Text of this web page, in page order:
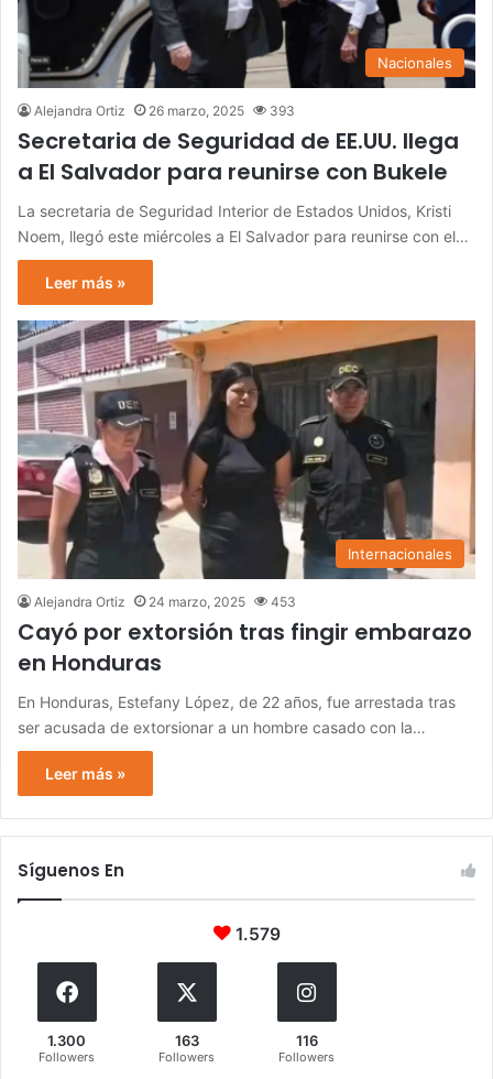
Nacionales
Alejandra Ortiz 26 marzo, 2025 393
Secretaria de Seguridad de EE.UU. llega
a El Salvador para reunirse con Bukele
La secretaria de Seguridad Interior de Estados Unidos, Kristi
Noem, llegó este miércoles a El Salvador para reunirse con el…
Leer más »
Internacionales
Alejandra Ortiz 24 marzo, 2025 453
Cayó por extorsión tras fingir embarazo
en Honduras
En Honduras, Estefany López, de 22 años, fue arrestada tras
ser acusada de extorsionar a un hombre casado con la…
Leer más »
Síguenos En
1.579
1.300
Followers
163
Followers
116
Followers